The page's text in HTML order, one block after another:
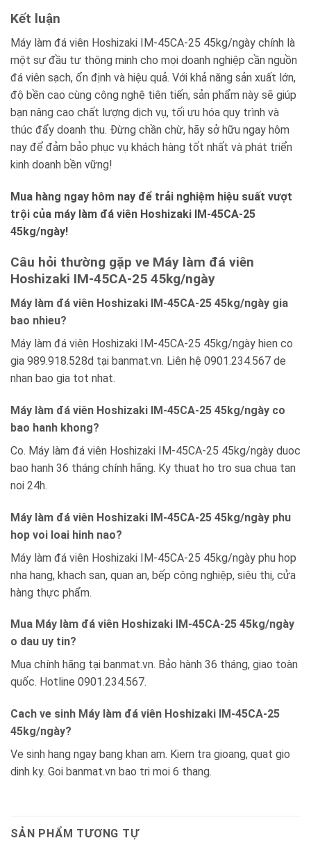
Kết luận
Máy làm đá viên Hoshizaki IM-45CA-25 45kg/ngày chính là
một sự đầu tư thông minh cho mọi doanh nghiệp cần nguồn
đá viên sạch, ổn định và hiệu quả. Với khả năng sản xuất lớn,
độ bền cao cùng công nghệ tiên tiến, sản phẩm này sẽ giúp
bạn nâng cao chất lượng dịch vụ, tối ưu hóa quy trình và
thúc đẩy doanh thu. Đừng chần chừ, hãy sở hữu ngay hôm
nay để đảm bảo phục vụ khách hàng tốt nhất và phát triển
kinh doanh bền vững!
Mua hàng ngay hôm nay để trải nghiệm hiệu suất vượt
trội của máy làm đá viên Hoshizaki IM-45CA-25
45kg/ngày!
Câu hỏi thường gặp ve Máy làm đá viên
Hoshizaki IM-45CA-25 45kg/ngày
Máy làm đá viên Hoshizaki IM-45CA-25 45kg/ngày gia
bao nhieu?
Máy làm đá viên Hoshizaki IM-45CA-25 45kg/ngày hien co
gia 989.918.528d tại banmat.vn. Liên hệ 0901.234.567 de
nhan bao gia tot nhat.
Máy làm đá viên Hoshizaki IM-45CA-25 45kg/ngày co
bao hanh khong?
Co. Máy làm đá viên Hoshizaki IM-45CA-25 45kg/ngày duoc
bao hanh 36 tháng chính hãng. Ky thuat ho tro sua chua tan
noi 24h.
Máy làm đá viên Hoshizaki IM-45CA-25 45kg/ngày phu
hop voi loai hinh nao?
Máy làm đá viên Hoshizaki IM-45CA-25 45kg/ngày phu hop
nha hang, khach san, quan an, bếp công nghiệp, siêu thị, cửa
hàng thực phẩm.
Mua Máy làm đá viên Hoshizaki IM-45CA-25 45kg/ngày
o dau uy tin?
Mua chính hãng tại banmat.vn. Bảo hành 36 tháng, giao toàn
quốc. Hotline 0901.234.567.
Cach ve sinh Máy làm đá viên Hoshizaki IM-45CA-25
45kg/ngày?
Ve sinh hang ngay bang khan am. Kiem tra gioang, quat gio
dinh ky. Goi banmat.vn bao tri moi 6 thang.
SẢN PHẨM TƯƠNG TỰ